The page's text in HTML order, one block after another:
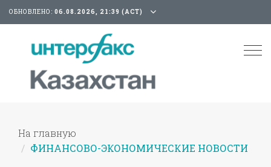
ОБНОВЛЕНО: 06.08.2026, 21:39 (АСТ)
На главную
ФИНАНСОВО-ЭКОНОМИЧЕСКИЕ НОВОСТИ